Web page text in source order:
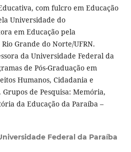
com fulcro em Educação
Universidade do
em Educação pela
Grande do Norte/UFRN.
da Universidade Federal da
de Pós-Graduação em
Humanos, Cidadania e
Grupos de Pesquisa: Memória,
da Educação da Paraíba –
Federal da Paraíba